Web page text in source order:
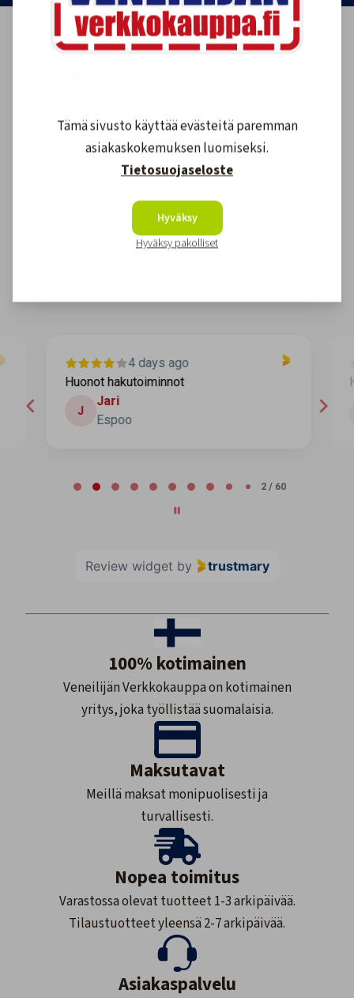
4.61611
4 days ago
Huonot hakutoiminnot
J
Jari
Espoo
2 / 60
Review widget by trustmary
100% kotimainen
Veneilijän Verkkokauppa on kotimainen
yritys, joka työllistää suomalaisia.
Maksutavat
Meillä maksat monipuolisesti ja
turvallisesti.
Nopea toimitus
Varastossa olevat tuotteet 1-3 arkipäivää.
Tilaustuotteet yleensä 2-7 arkipäivää.
Asiakaspalvelu
Tämä sivusto käyttää evästeitä paremman
asiakaskokemuksen luomiseksi.
Tietosuojaseloste
Hyväksy
Hyväksy pakolliset